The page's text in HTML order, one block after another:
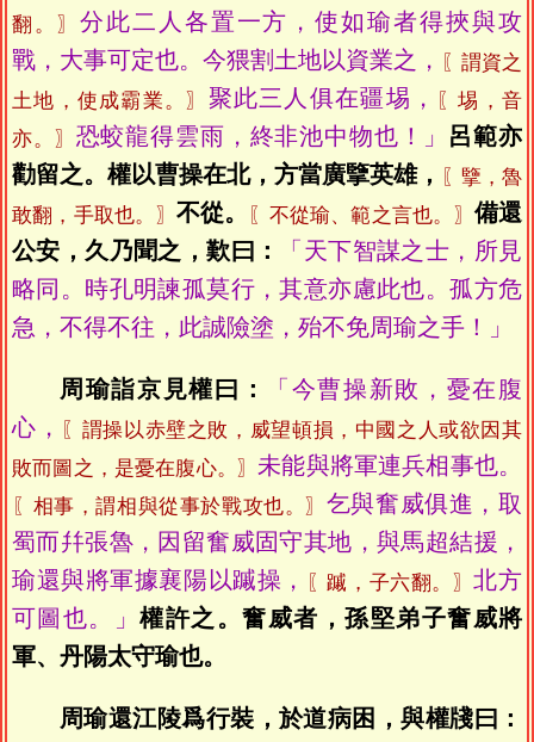
翻。〗 分此二人各置一方，使如瑜者得挾與攻
戰，大事可定也。今猥割土地以資業之，
〖謂資之
土地，使成霸業。〗 聚此三人俱在疆埸，
〖埸，音
亦。〗 恐蛟龍得雲雨，終非池中物也！」 呂範亦
勸留之。權以曹操在北，方當廣擥英雄，
〖擥，魯
敢翻，手取也。〗 不從。 〖不從瑜、範之言也。〗 備還
公安，久乃聞之，歎曰：
「天下智謀之士，所見
略同。時孔明諫孤莫行，其意亦慮此也。孤方危
急，不得不往，此誠險塗，殆不免周瑜之手！」
周瑜詣京見權曰：
「今曹操新敗，憂在腹
心，
〖謂操以赤壁之敗，威望頓損，中國之人或欲因其
敗而圖之，是憂在腹心。〗未能與將軍連兵相事也。
〖相事，謂相與從事於戰攻也。〗 乞與奮威俱進，取
蜀而幷張魯，因留奮威固守其地，與馬超結援，
瑜還與將軍據襄陽以䠞操，
〖䠞，子六翻。〗北方
可圖也。」權許之。奮威者，孫堅弟子奮威將
軍、丹陽太守瑜也。
周瑜還江陵爲行裝，於道病困，與權牋曰：